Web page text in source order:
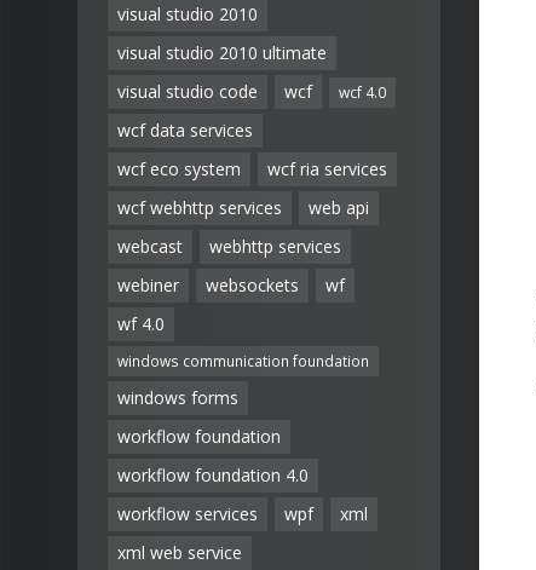
visual studio 2010
visual studio 2010 ultimate
visual studio code
wcf wcf 4.0
wcf data services
wcf eco system
wcf ria services
wcf webhttp services
web api
webcast
webhttp services
webiner
websockets
wf
wf 4.0
windows communication foundation
windows forms
workflow foundation
workflow foundation 4.0
workflow services
wpf
xml
xml web service